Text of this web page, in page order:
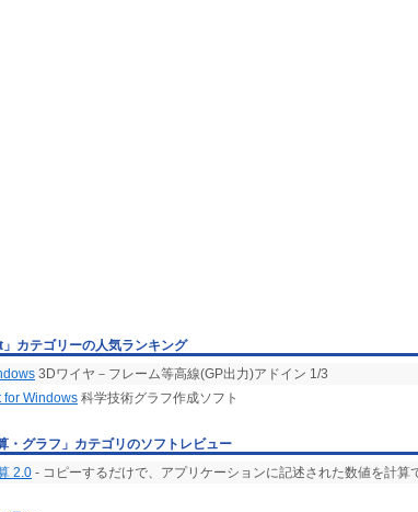
」カテゴリーの人気ランキング
3Dワイヤ－フレーム等高線(GP出力)アドイン 1/3
for Windows 科学技術グラフ作成ソフト
・グラフ」カテゴリのソフトレビュー
2.0 - コピーするだけで、アプリケーションに記述された数値を計算